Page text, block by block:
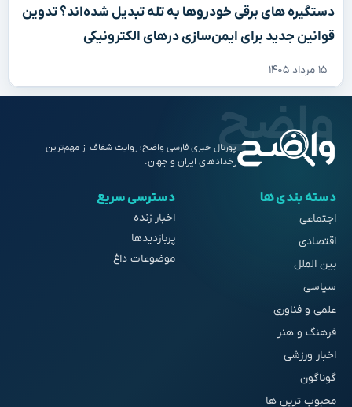
دستگیره‌ های برقی خودروها به تله تبدیل شده‌اند؟ تدوین
قوانین جدید برای ایمن‌سازی درهای الکترونیکی
۱۵ مرداد ۱۴۰۵
پورتال خبری فارسی واضح؛ روایت شفاف از مهم‌ترین
رخدادهای ایران و جهان.
دسته بندی ها
اجتماعی
اقتصادی
بین الملل
سیاسی
علمی و فناوری
فرهنگ و هنر
اخبار ورزشی
گوناگون
محبوب ترین ها
دسترسی سریع
اخبار زنده
پربازدیدها
موضوعات داغ